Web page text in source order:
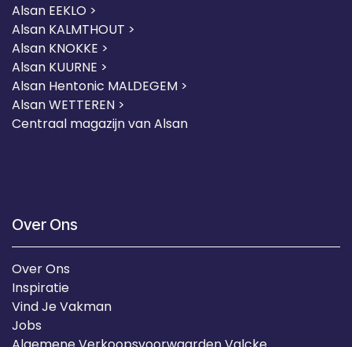
Alsan EEKLO >
Alsan KALMTHOUT >
Alsan KNOKKE >
Alsan KUURNE >
Alsan Hentonic MALDEGEM >
Alsan WETTEREN >
Centraal magazijn van Alsan
Over Ons
Over Ons
Inspiratie
Vind Je Vakman
Jobs